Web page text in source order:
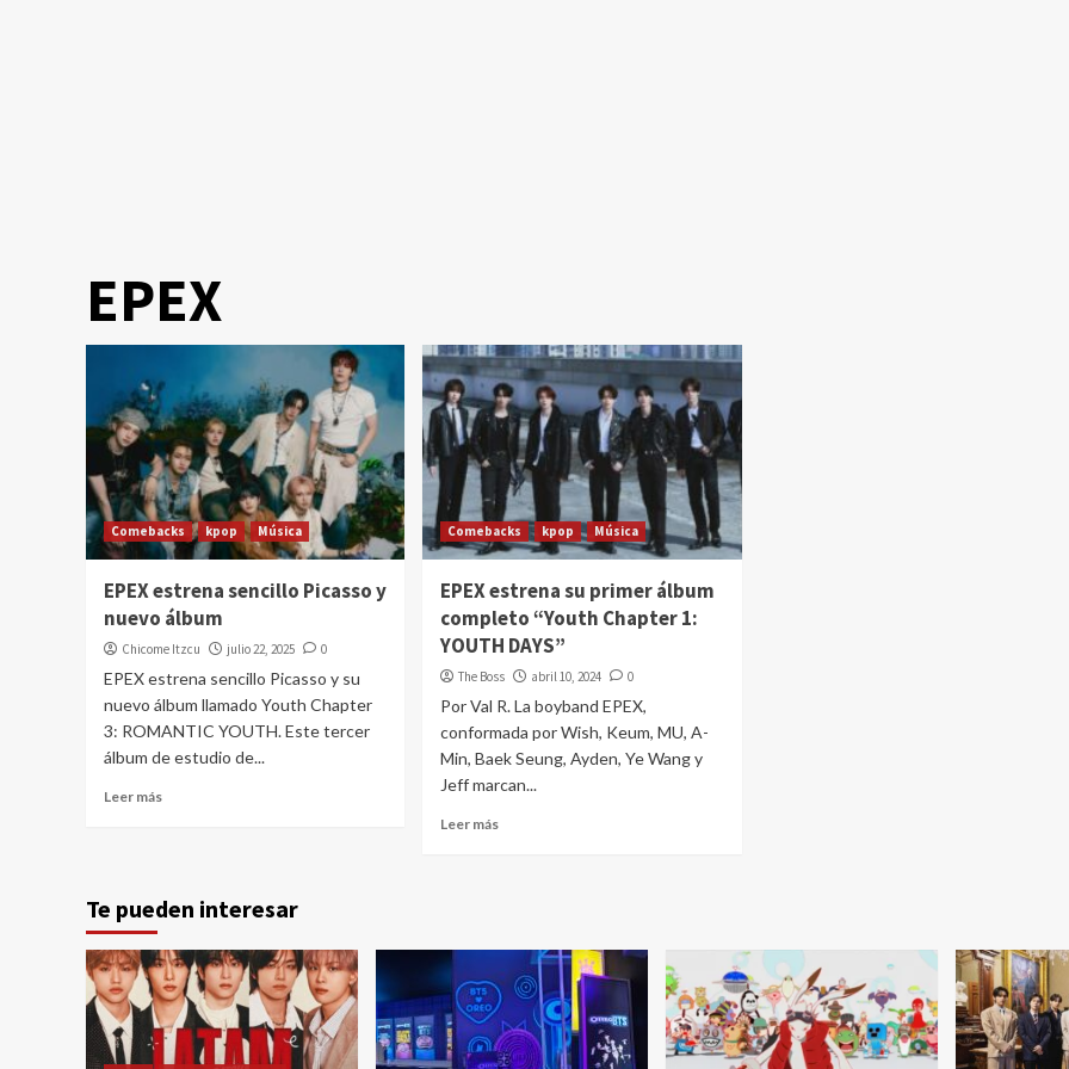
EPEX
Comebacks kpop Música
EPEX estrena sencillo Picasso y
nuevo álbum
Chicome Itzcu julio 22, 2025 0
EPEX estrena sencillo Picasso y su
nuevo álbum llamado Youth Chapter
3: ROMANTIC YOUTH. Este tercer
álbum de estudio de...
Leer más
Comebacks kpop Música
EPEX estrena su primer álbum
completo “Youth Chapter 1:
YOUTH DAYS”
The Boss abril 10, 2024 0
Por Val R. La boyband EPEX,
conformada por Wish, Keum, MU, A-
Min, Baek Seung, Ayden, Ye Wang y
Jeff marcan...
Leer más
Te pueden interesar